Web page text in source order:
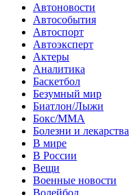
Автоновости
Автособытия
Автоспорт
Автоэксперт
Актеры
Аналитика
Баскетбол
Безумный мир
Биатлон/Лыжи
Бокс/MMA
Болезни и лекарства
В мире
В России
Вещи
Военные новости
Волейбол